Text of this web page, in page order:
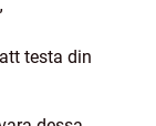
testa din